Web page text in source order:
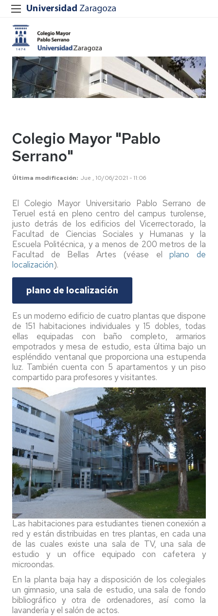
Colegio Mayor "Pablo
Serrano"
Última modificación Jue , 10/06/2021 - 11:06
El Colegio Mayor Universitario Pablo Serrano de
Teruel está en pleno centro del campus turolense,
justo detrás de los edificios del Vicerrectorado, la
Facultad de Ciencias Sociales y Humanas y la
Escuela Politécnica, y a menos de 200 metros de la
Facultad de Bellas Artes (véase elplano de
localización).
plano de localización
Es un moderno edificio de cuatro plantas que dispone
de 151 habitaciones individuales y 15 dobles, todas
ellas equipadas con baño completo, armarios
empotrados y mesa de estudio, esta última bajo un
espléndido ventanal que proporciona una estupenda
luz. También cuenta con 5 apartamentos y un piso
compartido para profesores y visitantes.
Las habitaciones para estudiantes tienen conexión a
red y están distribuidas en tres plantas, en cada una
de las cuales existe una sala de TV, una sala de
estudio y un office equipado con cafetera y
microondas.
En la planta baja hay a disposición de los colegiales
un gimnasio, una sala de estudio, una sala de fondo
bibliográfico y otra de ordenadores, así como la
lavandería y el salón de actos.